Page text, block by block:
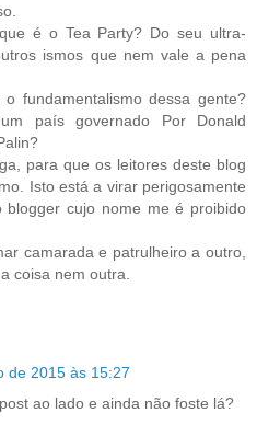
é o Tea Party? Do seu ultra-
ismos que nem vale a pena
fundamentalismo dessa gente?
país governado Por Donald
para que os leitores deste blog
Isto está a virar perigosamente
cujo nome me é proibido
camarada e patrulheiro a outro,
coisa nem outra.
de 2015 às 15:27
ao lado e ainda não foste lá?